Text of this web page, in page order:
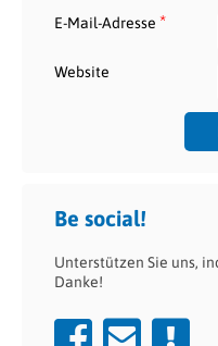
E-Mail-Adresse *
Website
Be social!
Unterstützen Sie uns,
Danke!